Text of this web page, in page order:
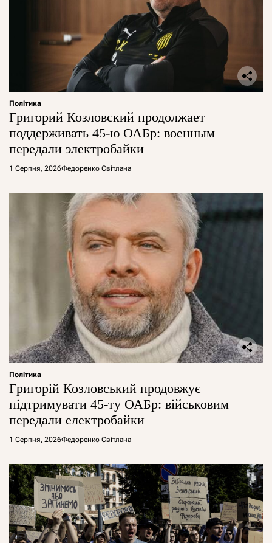
Політика
Григорий Козловский продолжает
поддерживать 45-ю ОАБр: военным
передали электробайки
1 Серпня, 2026Федоренко Світлана
Політика
Григорій Козловський продовжує
підтримувати 45-ту ОАБр: військовим
передали електробайки
1 Серпня, 2026Федоренко Світлана